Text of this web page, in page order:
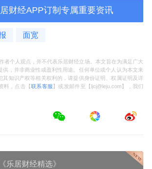
目家政间都是预留位，中海未来
区、挂衣区，还有收纳各种洗剂
非常高，没做具体对比，基本可
新房交付标准最高之一了。
洗碗机、前后端净水、燃气热水
架、调料拉篮，该有的都有。
财经APP订制专属重要资讯
面宽
者个人观点，并不代表乐居财经立场。本文旨在为满足广大
供，并非商业性或盈利性用途。任何单位或个人认为本文来
其知识产权等相关权利的，请提供身份证明、权属证明及详
料，点击【联系客服 】或发邮件至【ljcj@leju.com】，我们
《乐居财经精选》